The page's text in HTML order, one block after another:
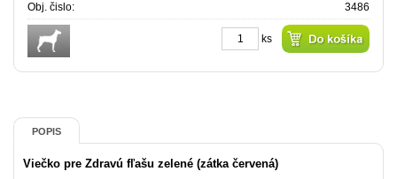
Obj. čislo:
3486
ks
POPIS
Viečko pre Zdravú fľašu zelené (zátka červená)